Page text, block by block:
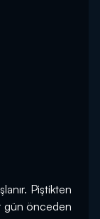
Piştikten
gün önceden